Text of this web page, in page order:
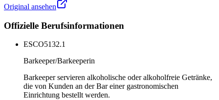
Original ansehen
Offizielle Berufsinformationen
ESCO5132.1
Barkeeper/Barkeeperin
Barkeeper servieren alkoholische oder alkoholfreie Getränke,
die von Kunden an der Bar einer gastronomischen
Einrichtung bestellt werden.